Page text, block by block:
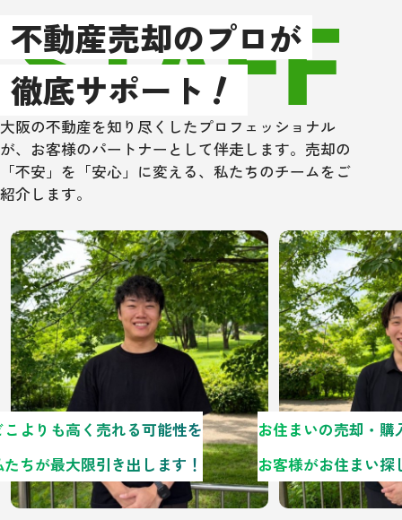
以上、もし大
辺で不動産売
住宅ローン取次
方は、是非一
ングさんにあた
い！
不動産売却のプロが
徹底サポート！
STAFF
大阪の不動産を知り尽くしたプロフェッショナル
が、お客様のパートナーとして伴走します。売却の
「不安」を「安心」に変える、私たちのチームをご
紹介します。
こよりも高く売れる可能性を
たちが最大限引き出します！